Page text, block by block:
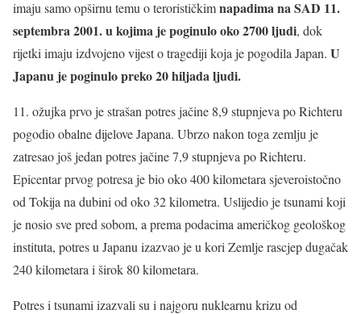
imaju samo opširnu temu o terorističkimnapadima na SAD 11.
septembra 2001. u kojima je poginulo oko 2700 ljudi, dok
rijetki imaju izdvojeno vijest o tragediji koja je pogodila Japan. U
Japanu je poginulo preko 20 hiljada ljudi.
11. ožujka prvo je strašan potres jačine 8,9 stupnjeva po Richteru
pogodio obalne dijelove Japana. Ubrzo nakon toga zemlju je
zatresao još jedan potres jačine 7,9 stupnjeva po Richteru.
Epicentar prvog potresa je bio oko 400 kilometara sjeveroistočno
od Tokija na dubini od oko 32 kilometra. Uslijedio je tsunami koji
je nosio sve pred sobom, a prema podacima američkog geološkog
instituta, potres u Japanu izazvao je u kori Zemlje rascjep dugačak
240 kilometara i širok 80 kilometara.
Potres i tsunami izazvali su i najgoru nuklearnu krizu od